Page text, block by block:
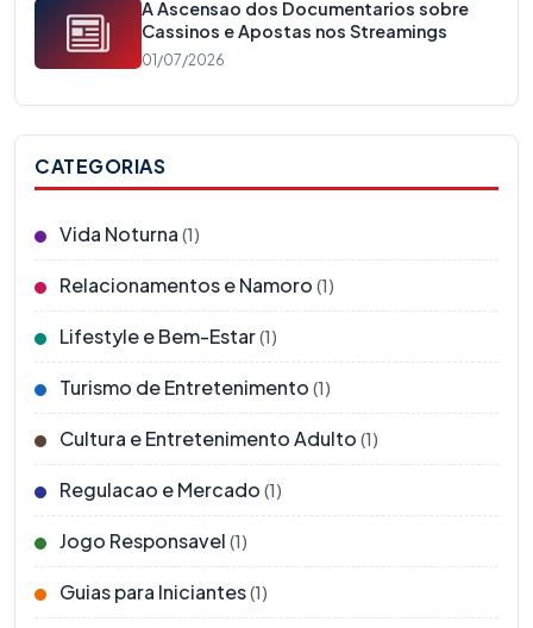
A Ascensao dos Documentarios sobre
Cassinos e Apostas nos Streamings
01/07/2026
CATEGORIAS
Vida Noturna (1)
Relacionamentos e Namoro (1)
Lifestyle e Bem-Estar(1)
Turismo de Entretenimento (1)
Cultura e Entretenimento Adulto (1)
Regulacao e Mercado (1)
Jogo Responsavel (1)
Guias para Iniciantes(1)